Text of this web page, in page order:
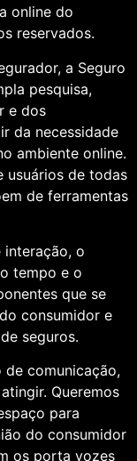
online do
reservados.
a Seguro
pesquisa,
e dos
da necessidade
ambiente online.
usuários de todas
de ferramentas
o
tempo e o
que se
consumidor e
seguros.
comunicação,
Queremos
para
do consumidor
os porta vozes